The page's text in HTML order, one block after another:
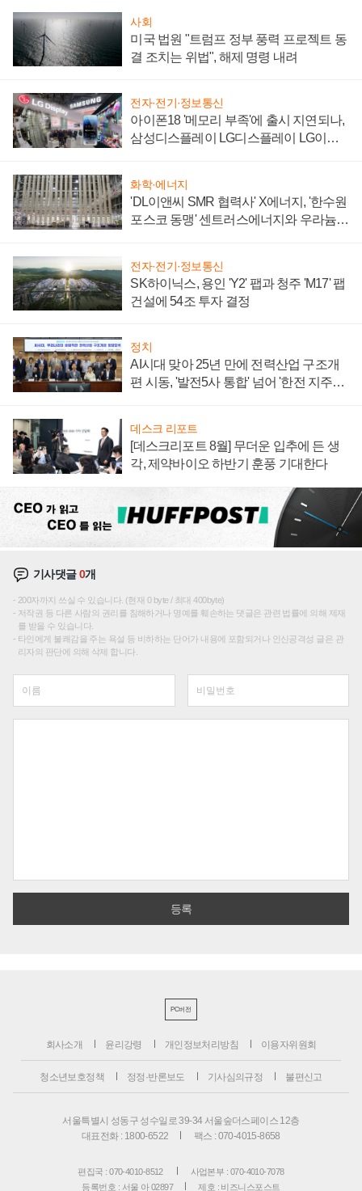
사회
미국 법원 "트럼프 정부 풍력 프로젝트 동
결 조치는 위법", 해제 명령 내려
전자·전기·정보통신
아이폰18 '메모리 부족'에 출시 지연되나,
삼성디스플레이 LG디스플레이 LG이노
화학·에너지
'DL이앤씨 SMR 협력사' X에너지, '한수원
포스코 동맹' 센트러스에너지와 우라늄
전자·전기·정보통신
SK하이닉스, 용인 'Y2' 팹과 청주 'M17' 팹
건설에 54조 투자 결정
정치
AI시대 맞아 25년 만에 전력산업 구조개
편 시동, '발전5사 통합' 넘어 '한전 지주사'
데스크 리포트
[데스크리포트 8월] 무더운 입추에 든 생
각, 제약바이오 하반기 훈풍 기대한다
기사댓글0개
200자까지 쓰실 수 있습니다. (현재 0 byte / 최대 400byte)
저작권 등 다른 사람의 권리를 침해하거나 명예를 훼손하는 댓글은 관련 법률에 의해 제재
를 받을 수 있습니다.
타인에게 불쾌감을 주는 욕설 등 비하하는 단어가 내용에 포함되거나 인신공격성 글은 관
리자의 판단에 의해 삭제 합니다.
PC버전
회사소개 윤리강령 개인정보처리방침 이용자위원회
청소년보호정책 정정·반론보도 기사심의규정 불편신고
서울특별시 성동구 성수일로 39-34 서울숲더스페이스 12층
대표전화 : 1800-6522
팩스 : 070-4015-8658
편집국 : 070-4010-8512
사업본부 : 070-4010-7078
등록번호 : 서울 아 02897
제호 : 비즈니스포스트